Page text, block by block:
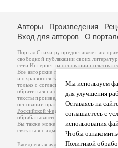
Мы используем
для улучшения
Оставаясь на
соглашаетесь с
использования
Чтобы
Политикой
Авторы Произведения
Вход для авторов
О
Портал Стихи.ру предоставляет
свободной публикации своих
сети Интернет на основании
Все авторские права на произведения
и охраняются законом
. Перепечатка
только с согласия его автора, к
обратиться на его авторской странице.
тексты произведений авторы несут
основанииправил публикациии
Российской Федерации
обрабатываются на основании
Вы также можете посмотреть более
связаться с администрацией
Ежедневная аудитория портала